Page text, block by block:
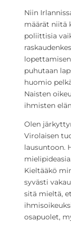
Niin
määrät niitä
poliittisia
puhutaan
huomio
Naisten
ihmisten
Olen
Virolaisen
lausuntoon.
Kieltääkö
syvästi
sitä mieltä,
osapuolet,